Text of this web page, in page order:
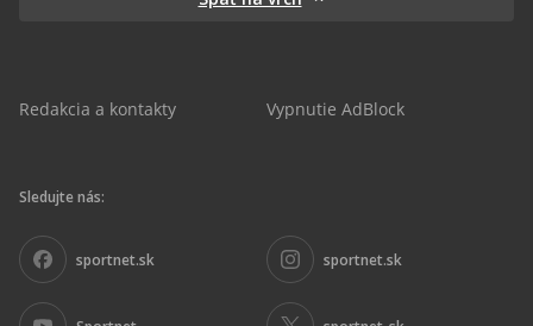
Redakcia a kontakty Vypnutie AdBlock
Sledujte nás:
sportnet.sk sportnet.sk